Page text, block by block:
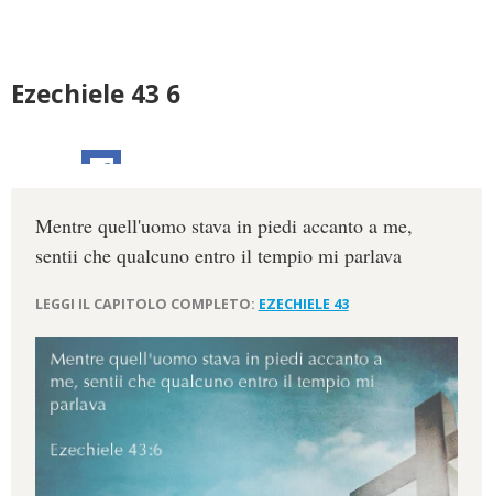
Ezechiele 43 6
Mentre quell'uomo stava in piedi accanto a me,
sentii che qualcuno entro il tempio mi parlava
LEGGI IL CAPITOLO COMPLETO: EZECHIELE 43